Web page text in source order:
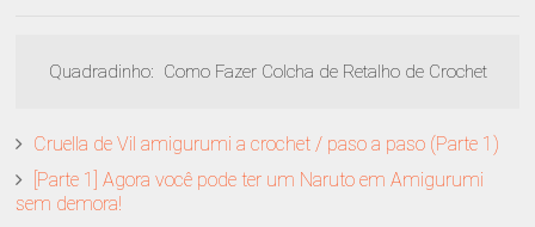
Quadradinho: Como Fazer Colcha de Retalho de Crochet
Cruella de Vil amigurumi a crochet / paso a paso (Parte 1)
[Parte 1] Agora você pode ter um Naruto em Amigurumi
sem demora!